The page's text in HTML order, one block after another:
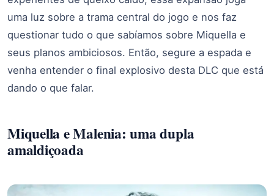
uma luz sobre a trama central do jogo e nos faz
questionar tudo o que sabíamos sobre Miquella e
seus planos ambiciosos. Então, segure a espada e
venha entender o final explosivo desta DLC que está
dando o que falar.
Miquella e Malenia: uma dupla
amaldiçoada